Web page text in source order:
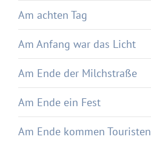
Am achten Tag
Am Anfang war das Licht
Am Ende der Milchstraße
Am Ende ein Fest
Am Ende kommen Touristen